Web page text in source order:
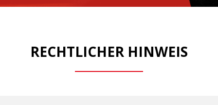
RECHTLICHER HINWEIS